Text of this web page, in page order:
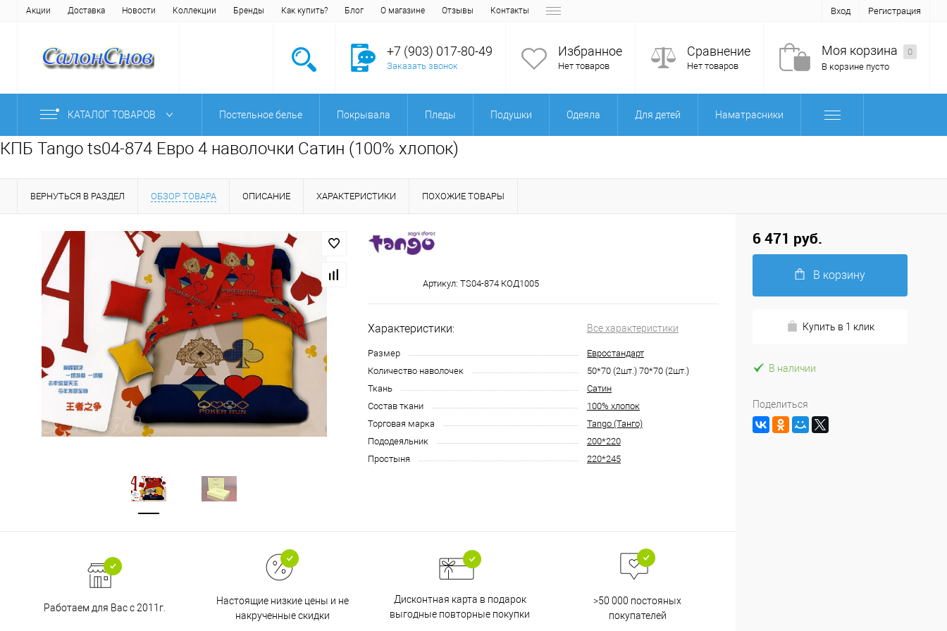
Акции Доставка Новости Коллекции Бренды Как купить? Блог О магазине Отзывы Контакты Вход Регистрация
+7 (903) 017-80-49
Заказать звонок
Избранное
Нет товаров
Сравнение
Нет товаров
Моя корзина
0
В корзине пусто
КАТАЛОГ ТОВАРОВ Постельное белье Покрывала Пледы Подушки Одеяла Для детей Наматрасники
КПБ Tango ts04-874 Евро 4 наволочки Сатин (100% хлопок)
ВЕРНУТЬСЯ В РАЗДЕЛ ОБЗОР ТОВАРА ОПИСАНИЕ ХАРАКТЕРИСТИКИ ПОХОЖИЕ ТОВАРЫ
Артикул: TS04-874 КОД1005
Характеристики: Все характеристики
Размер
Евростандарт
Количество наволочек
50*70 (2шт.) 70*70 (2шт.)
Ткань
Сатин
Состав ткани
100% хлопок
Торговая марка
Tango (Танго)
Пододеяльник
200*220
Простыня
220*245
Работаем для Вас с 2011г.
Настоящие низкие цены и не
накрученные скидки
Дисконтная карта в подарок
выгодные повторные покупки
>50 000 постояных
покупателей
6 471 руб.
В корзину
Купить в 1 клик
В наличии
Поделиться